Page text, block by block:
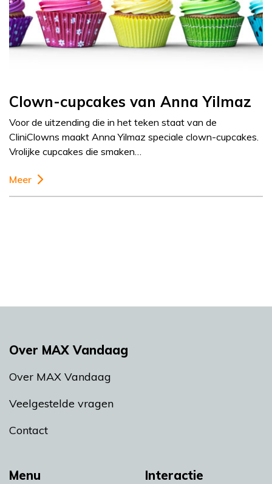
Clown-cupcakes van Anna Yilmaz
Voor de uitzending die in het teken staat van de
CliniClowns maakt Anna Yilmaz speciale clown-cupcakes.
Vrolijke cupcakes die smaken…
Meer
Menu Interactie
Over MAX Vandaag
Over MAX Vandaag
Veelgestelde vragen
Contact